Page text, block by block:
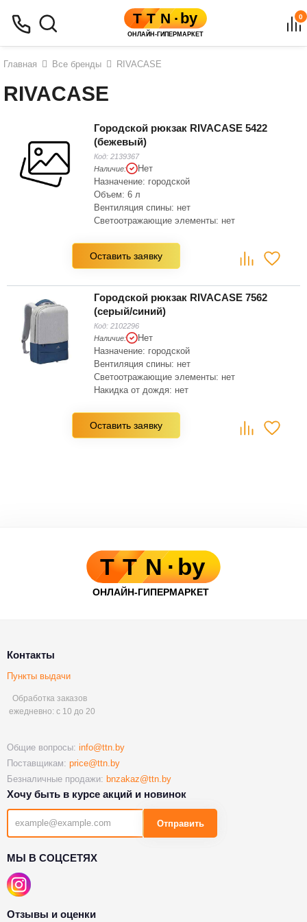
0
Главная Все бренды RIVACASE
RIVACASE
Городской рюкзак RIVACASE 5422
(бежевый)
Код: 2139367
Наличие:
Нет
Назначение: городской
Объем: 6 л
Вентиляция спины: нет
Светоотражающие элементы: нет
Материал: полиэстер
Количество основных отделений: 1
Оставить заявку
Городской рюкзак RIVACASE 7562
(серый/синий)
Код: 2102296
Наличие:
Нет
Назначение: городской
Вентиляция спины: нет
Светоотражающие элементы: нет
Накидка от дождя: нет
Количество основных отделений: 1
Застежки основного отделения: молния
Оставить заявку
Контакты
Пункты выдачи
Обработка заказов
ежедневно: с 10 до 20
Общие вопросы: info@ttn.by
Поставщикам: price@ttn.by
Безналичные продажи: bnzakaz@ttn.by
Хочу быть в курсе акций и новинок
Отправить
МЫ В СОЦСЕТЯХ
Отзывы и оценки